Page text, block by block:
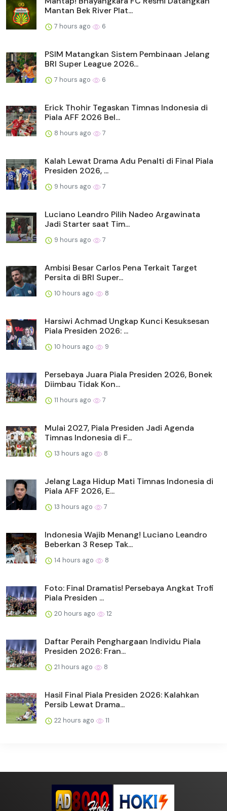
Mantan Bek River Plat...
7 hours ago 6
PSIM Matangkan Sistem Pembinaan Jelang
BRI Super League 2026...
7 hours ago 6
Erick Thohir Tegaskan Timnas Indonesia di
Piala AFF 2026 Bel...
8 hours ago 7
Kalah Lewat Drama Adu Penalti di Final Piala
Presiden 2026, ...
9 hours ago 7
Luciano Leandro Pilih Nadeo Argawinata
Jadi Starter saat Tim...
9 hours ago 7
Ambisi Besar Carlos Pena Terkait Target
Persita di BRI Super...
10 hours ago 8
Harsiwi Achmad Ungkap Kunci Kesuksesan
Piala Presiden 2026: ...
10 hours ago 9
Persebaya Juara Piala Presiden 2026, Bonek
Diimbau Tidak Kon...
11 hours ago 7
Mulai 2027, Piala Presiden Jadi Agenda
Timnas Indonesia di F...
13 hours ago 8
Jelang Laga Hidup Mati Timnas Indonesia di
Piala AFF 2026, E...
13 hours ago 7
Indonesia Wajib Menang! Luciano Leandro
Beberkan 3 Resep Tak...
14 hours ago 8
Foto: Final Dramatis! Persebaya Angkat Trofi
Piala Presiden ...
20 hours ago 12
Daftar Peraih Penghargaan Individu Piala
Presiden 2026: Fran...
21 hours ago 8
Hasil Final Piala Presiden 2026: Kalahkan
Persib Lewat Drama...
22 hours ago 11